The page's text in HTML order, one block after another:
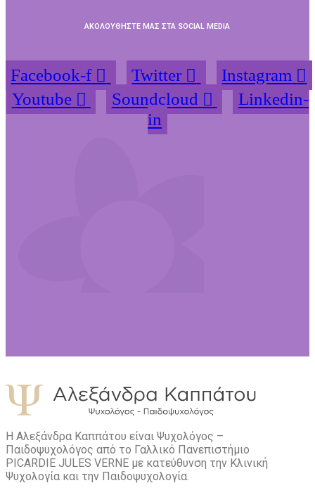
ΑΚΟΛΟΥΘΗΣΤΕ ΜΑΣ ΣΤΑ SOCIAL MEDIA
Facebook-f Twitter
Instagram
Youtube
Soundcloud
Linkedin-
in
Η Αλεξάνδρα Καππάτου είναι Ψυχολόγος –
Παιδοψυχολόγος από το Γαλλικό Πανεπιστήμιο
PICARDIE JULES VERNE με κατεύθυνση την Kλινική
Ψυχολογία και την Παιδοψυχολογία.